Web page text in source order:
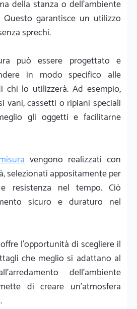
della stanza o dell'ambiente
garantisce un utilizzo
sprechi.
può essere progettato e
in modo specifico alle
chi lo utilizzerà. Ad esempio,
vani, cassetti o ripiani speciali
gli oggetti e facilitarne
vengono realizzati con
selezionati appositamente per
resistenza nel tempo. Ciò
sicuro e duraturo nel
l'opportunità di scegliere il
che meglio si adattano al
dell'ambiente
di creare un'atmosfera